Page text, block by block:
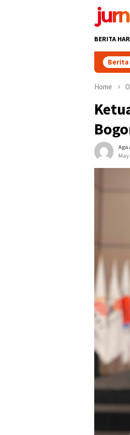
BERITA
Berita
Home
Aga
May